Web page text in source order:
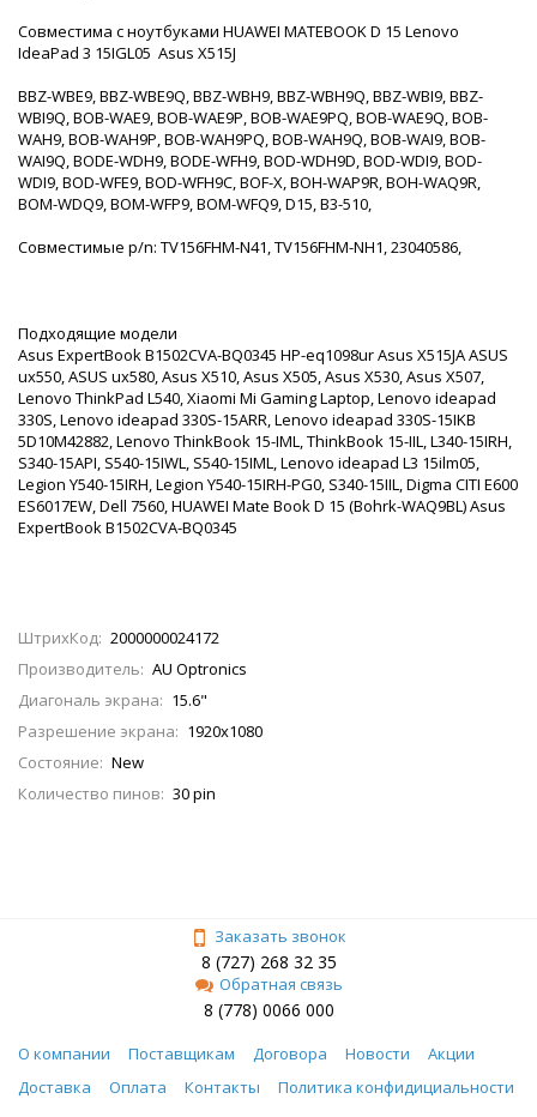
Совместима с ноутбуками HUAWEI MATEBOOK D 15 Lenovo
IdeaPad 3 15IGL05 Asus X515J
BBZ-WBE9, BBZ-WBE9Q, BBZ-WBH9, BBZ-WBH9Q, BBZ-WBI9, BBZ-
WBI9Q, BOB-WAE9, BOB-WAE9P, BOB-WAE9PQ, BOB-WAE9Q, BOB-
WAH9, BOB-WAH9P, BOB-WAH9PQ, BOB-WAH9Q, BOB-WAI9, BOB-
WAI9Q, BODE-WDH9, BODE-WFH9, BOD-WDH9D, BOD-WDI9, BOD-
WDI9, BOD-WFE9, BOD-WFH9C, BOF-X, BOH-WAP9R, BOH-WAQ9R,
BOM-WDQ9, BOM-WFP9, BOM-WFQ9, D15, B3-510,
Совместимые p/n: TV156FHM-N41, TV156FHM-NH1, 23040586,
Подходящие модели
Asus ExpertBook B1502CVA-BQ0345 HP-eq1098ur Asus X515JA ASUS
ux550, ASUS ux580, Asus X510, Asus X505, Asus X530, Asus X507,
Lenovo ThinkPad L540, Xiaomi Mi Gaming Laptop, Lenovo ideapad
330S, Lenovo ideapad 330S-15ARR, Lenovo ideapad 330S-15IKB
5D10M42882, Lenovo ThinkBook 15-IML, ThinkBook 15-IIL, L340-15IRH,
S340-15API, S540-15IWL, S540-15IML, Lenovo ideapad L3 15ilm05,
Legion Y540-15IRH, Legion Y540-15IRH-PG0, S340-15IIL, Digma CITI E600
ES6017EW, Dell 7560, HUAWEI Mate Book D 15 (Bohrk-WAQ9BL) Asus
ExpertBook B1502CVA-BQ0345
ШтрихКод: 2000000024172
Производитель: AU Optronics
Диагональ экрана: 15.6"
Разрешение экрана: 1920x1080
Состояние: New
Количество пинов: 30 pin
Заказать звонок
8 (727) 268 32 35
Обратная связь
8 (778) 0066 000
О компании Поставщикам Договора Новости
Акции
Доставка
Оплата Контакты Политика конфидициальности